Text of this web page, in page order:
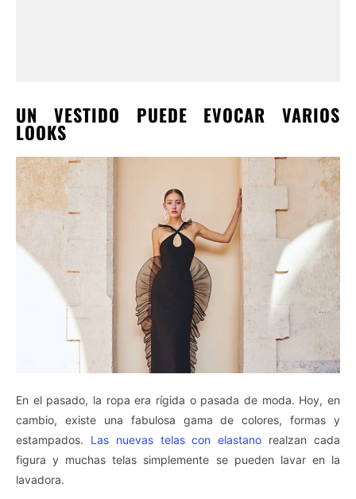
UN VESTIDO PUEDE EVOCAR VARIOS
LOOKS
En el pasado, la ropa era rígida o pasada de moda. Hoy, en
cambio, existe una fabulosa gama de colores, formas y
estampados. Las nuevas telas con elastano realzan cada
figura y muchas telas simplemente se pueden lavar en la
lavadora.